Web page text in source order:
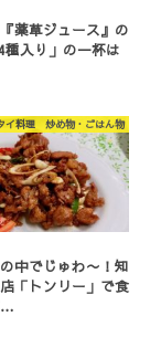
薬草ジュース』の
種入り」の一杯は
イ料理 炒め物・ごはん物
中でじゅわ〜！知
「トンリー」で食
…